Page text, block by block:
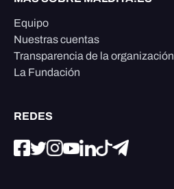
Equipo
Nuestras cuentas
Transparencia de la organización
La Fundación
REDES